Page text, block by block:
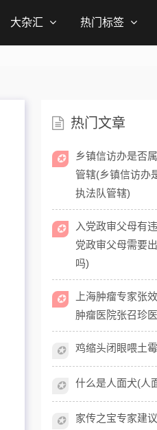
大杂汇 热门标签
热门文章
✪
乡镇信访办是否
管辖(乡镇信访办
执法队管辖)
✪
入党政审父母有
党政审父母需要
吗)
✪
上海肿瘤专家张
肿瘤医院张召珍
✪ 鸡缩头闭眼喂土
✪ 什么是人面犬(人
✪
家传之宝专家建